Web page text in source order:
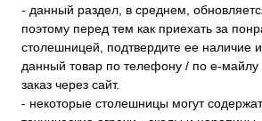
- данный раздел, в среднем,
поэтому перед тем как приехать за
столешницей, подтвердите ее наличие
данный товар по телефону / по е-майлу
заказ через сайт.
- некоторые столешницы могут